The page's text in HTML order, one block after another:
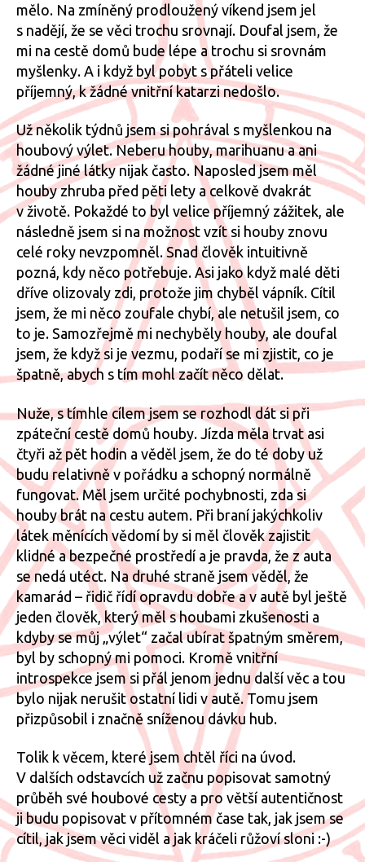
mělo. Na zmíněný prodloužený víkend jsem jel
s nadějí, že se věci trochu srovnají. Doufal jsem, že
mi na cestě domů bude lépe a trochu si srovnám
myšlenky. A i když byl pobyt s přáteli velice
příjemný, k žádné vnitřní katarzi nedošlo.
Už několik týdnů jsem si pohrával s myšlenkou na
houbový výlet. Neberu houby, marihuanu a ani
žádné jiné látky nijak často. Naposled jsem měl
houby zhruba před pěti lety a celkově dvakrát
v životě. Pokaždé to byl velice příjemný zážitek, ale
následně jsem si na možnost vzít si houby znovu
celé roky nevzpomněl. Snad člověk intuitivně
pozná, kdy něco potřebuje. Asi jako když malé děti
dříve olizovaly zdi, protože jim chyběl vápník. Cítil
jsem, že mi něco zoufale chybí, ale netušil jsem, co
to je. Samozřejmě mi nechyběly houby, ale doufal
jsem, že když si je vezmu, podaří se mi zjistit, co je
špatně, abych s tím mohl začít něco dělat.
Nuže, s tímhle cílem jsem se rozhodl dát si při
zpáteční cestě domů houby. Jízda měla trvat asi
čtyři až pět hodin a věděl jsem, že do té doby už
budu relativně v pořádku a schopný normálně
fungovat. Měl jsem určité pochybnosti, zda si
houby brát na cestu autem. Při braní jakýchkoliv
látek měnících vědomí by si měl člověk zajistit
klidné a bezpečné prostředí a je pravda, že z auta
se nedá utéct. Na druhé straně jsem věděl, že
kamarád – řidič řídí opravdu dobře a v autě byl ještě
jeden člověk, který měl s houbami zkušenosti a
kdyby se můj „výlet“ začal ubírat špatným směrem,
byl by schopný mi pomoci. Kromě vnitřní
introspekce jsem si přál jenom jednu další věc a tou
bylo nijak nerušit ostatní lidi v autě. Tomu jsem
přizpůsobil i značně sníženou dávku hub.
Tolik k věcem, které jsem chtěl říci na úvod.
V dalších odstavcích už začnu popisovat samotný
průběh své houbové cesty a pro větší autentičnost
ji budu popisovat v přítomném čase tak, jak jsem se
cítil, jak jsem věci viděl a jak kráčeli růžoví sloni :-)